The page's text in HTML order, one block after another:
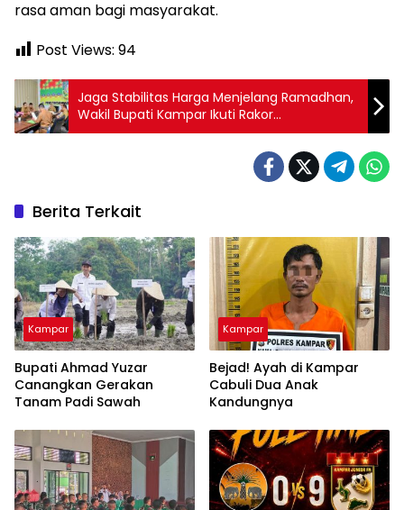
rasa aman bagi masyarakat.
Post Views: 94
Jaga Stabilitas Harga Menjelang Ramadhan,
Wakil Bupati Kampar Ikuti Rakor
Pengendalian Inflasi
Berita Terkait
Kampar
Bupati Ahmad Yuzar
Canangkan Gerakan
Tanam Padi Sawah
Kampar
Bejad! Ayah di Kampar
Cabuli Dua Anak
Kandungnya